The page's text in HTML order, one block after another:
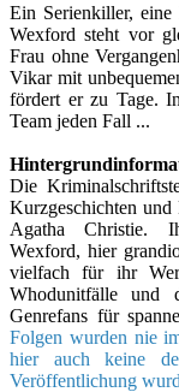
Ein Serienkiller,
Wexford steht vor
Frau ohne
Vikar mit
fördert er zu Tage.
Team jeden Fall ...
Die
Kurzgeschichten und
Agatha Christie.
Wexford, hier
vielfach für ihr
Whodunitfälle und
Genrefans für
Folgen wurden nie
hier auch keine
Veröffentlichung